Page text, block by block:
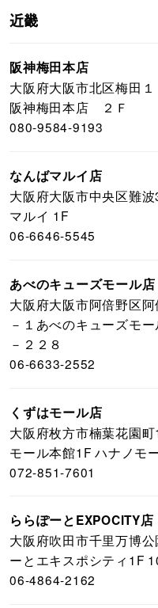
近畿
阪神梅田本店
大阪府大阪市北区梅田
阪神梅田本店 ２Ｆ
080-9584-9193
なんばマルイ店
大阪府大阪市中央区難
マルイ 1F
06-6646-5545
あべのキューズモール店
大阪府大阪市阿倍野区阿
－１あべのキューズモ
－２２８
06-6633-2552
くずはモール店
大阪府枚方市楠葉花園
モール本館1F ハナノモ
072-851-7601
ららぽーとEXPOCITY店
大阪府吹田市千里万博
ーとエキスポシティ1F
06-4864-2162